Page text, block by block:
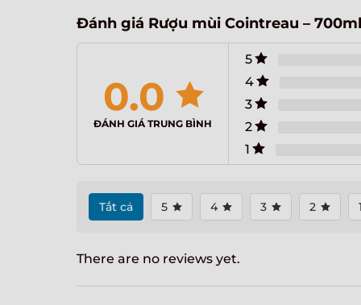
Đánh giá Rượu mùi Cointreau – 700ml
0.0
ĐÁNH GIÁ TRUNG BÌNH
5
4
3
2
1
Tất cả 5 4 3 2
There are no reviews yet.